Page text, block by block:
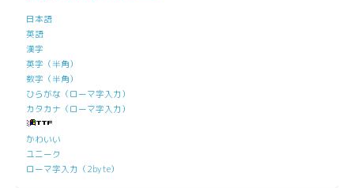
日本語
英語
漢字
英字（半角）
数字（半角）
ひらがな（ローマ字入力）
カタカナ（ローマ字入力）
かわいい
ユニーク
ローマ字入力（2byte）